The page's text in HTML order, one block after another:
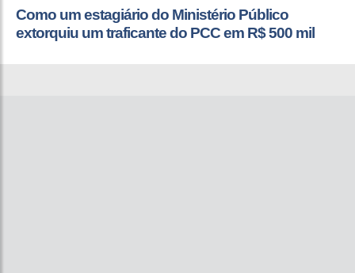
Como um estagiário do Ministério Público
extorquiu um traficante do PCC em R$ 500 mil